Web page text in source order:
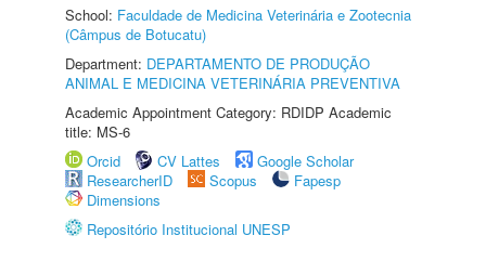
School: Faculdade de Medicina Veterinária e Zootecnia
(Câmpus de Botucatu)
Department: DEPARTAMENTO DE PRODUÇÃO
ANIMAL E MEDICINA VETERINÁRIA PREVENTIVA
Academic Appointment Category: RDIDP Academic
title: MS-6
Orcid
CV Lattes
Google Scholar
ResearcherID
Scopus
Fapesp
Dimensions
Repositório Institucional UNESP